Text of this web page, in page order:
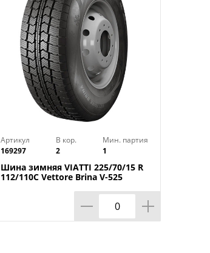
Индекс нагрузки: 92
Артикул
169297
В кор.
2
Мин. партия
1
Шина зимняя VIATTI 225/70/15 R
112/110C Vettore Brina V-525